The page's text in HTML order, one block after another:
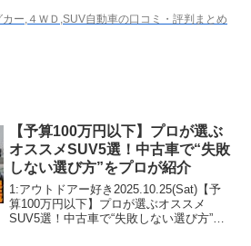
ー,４ＷＤ,SUV自動車の口コミ・評判まとめ
【予算100万円以下】プロが選ぶ
オススメSUV5選！中古車で“失敗
しない選び方”をプロが紹介
1:アウトドアー好き2025.10.25(Sat)【予
算100万円以下】プロが選ぶオススメ
SUV5選！中古車で“失敗しない選び方”を